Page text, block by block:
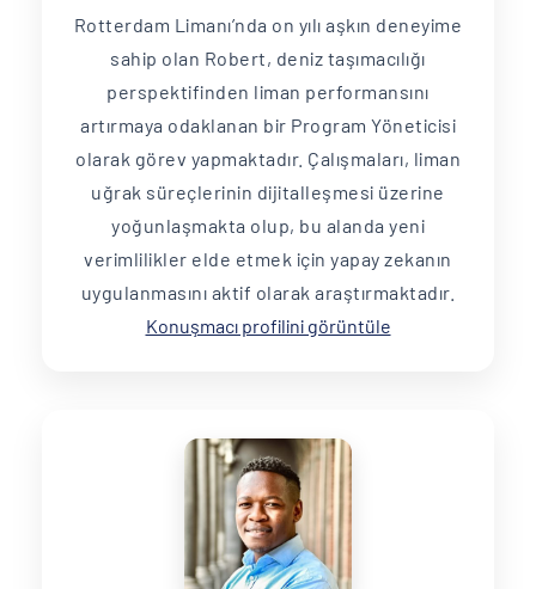
Rotterdam Limanı’nda on yılı aşkın deneyime
sahip olan Robert, deniz taşımacılığı
perspektifinden liman performansını
artırmaya odaklanan bir Program Yöneticisi
olarak görev yapmaktadır. Çalışmaları, liman
uğrak süreçlerinin dijitalleşmesi üzerine
yoğunlaşmakta olup, bu alanda yeni
verimlilikler elde etmek için yapay zekanın
uygulanmasını aktif olarak araştırmaktadır.
Konuşmacı profilini görüntüle